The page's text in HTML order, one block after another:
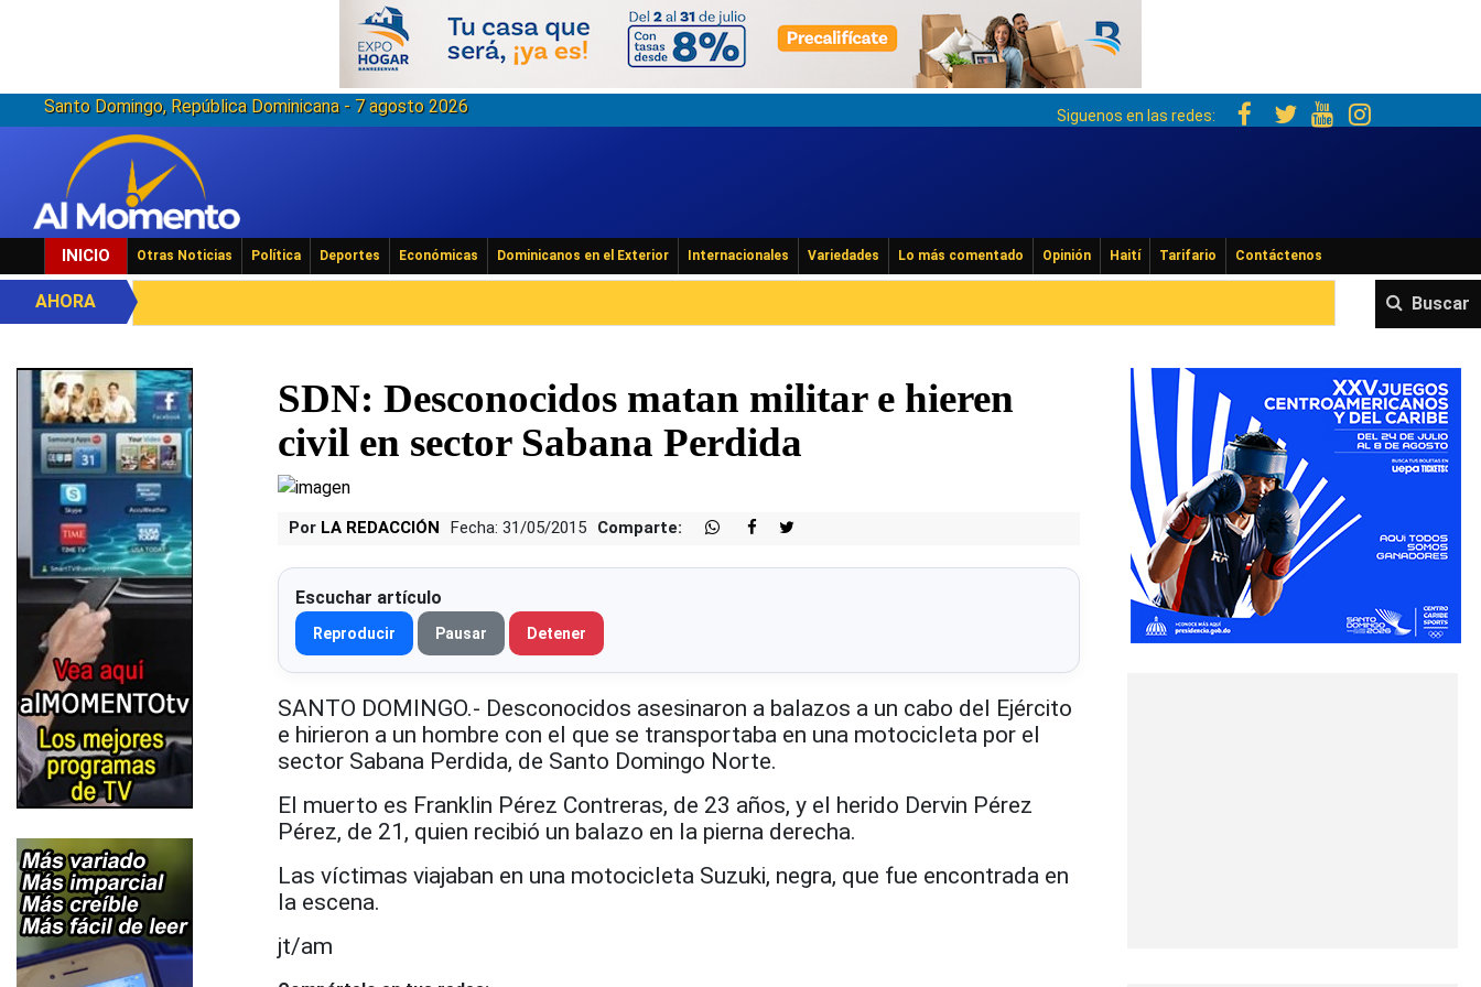
Santo Domingo, República Dominicana - 7 agosto 2026 Siguenos en las redes:
INICIO Otras Noticias Política Deportes Económicas Dominicanos en el Exterior Internacionales Variedades Lo más comentado Opinión Haití Tarifario Contáctenos
Buscar
AHORA
SDN: Desconocidos matan militar e hieren
civil en sector Sabana Perdida
Por LA REDACCIÓN Fecha: 31/05/2015 Comparte:
Escuchar artículo
Reproducir Pausar Detener
SANTO DOMINGO.- Desconocidos asesinaron a balazos a un cabo del Ejército
e hirieron a un hombre con el que se transportaba en una motocicleta por el
sector Sabana Perdida, de Santo Domingo Norte.
El muerto es Franklin Pérez Contreras, de 23 años, y el herido Dervin Pérez
Pérez, de 21, quien recibió un balazo en la pierna derecha.
Las víctimas viajaban en una motocicleta Suzuki, negra, que fue encontrada en
la escena.
jt/am